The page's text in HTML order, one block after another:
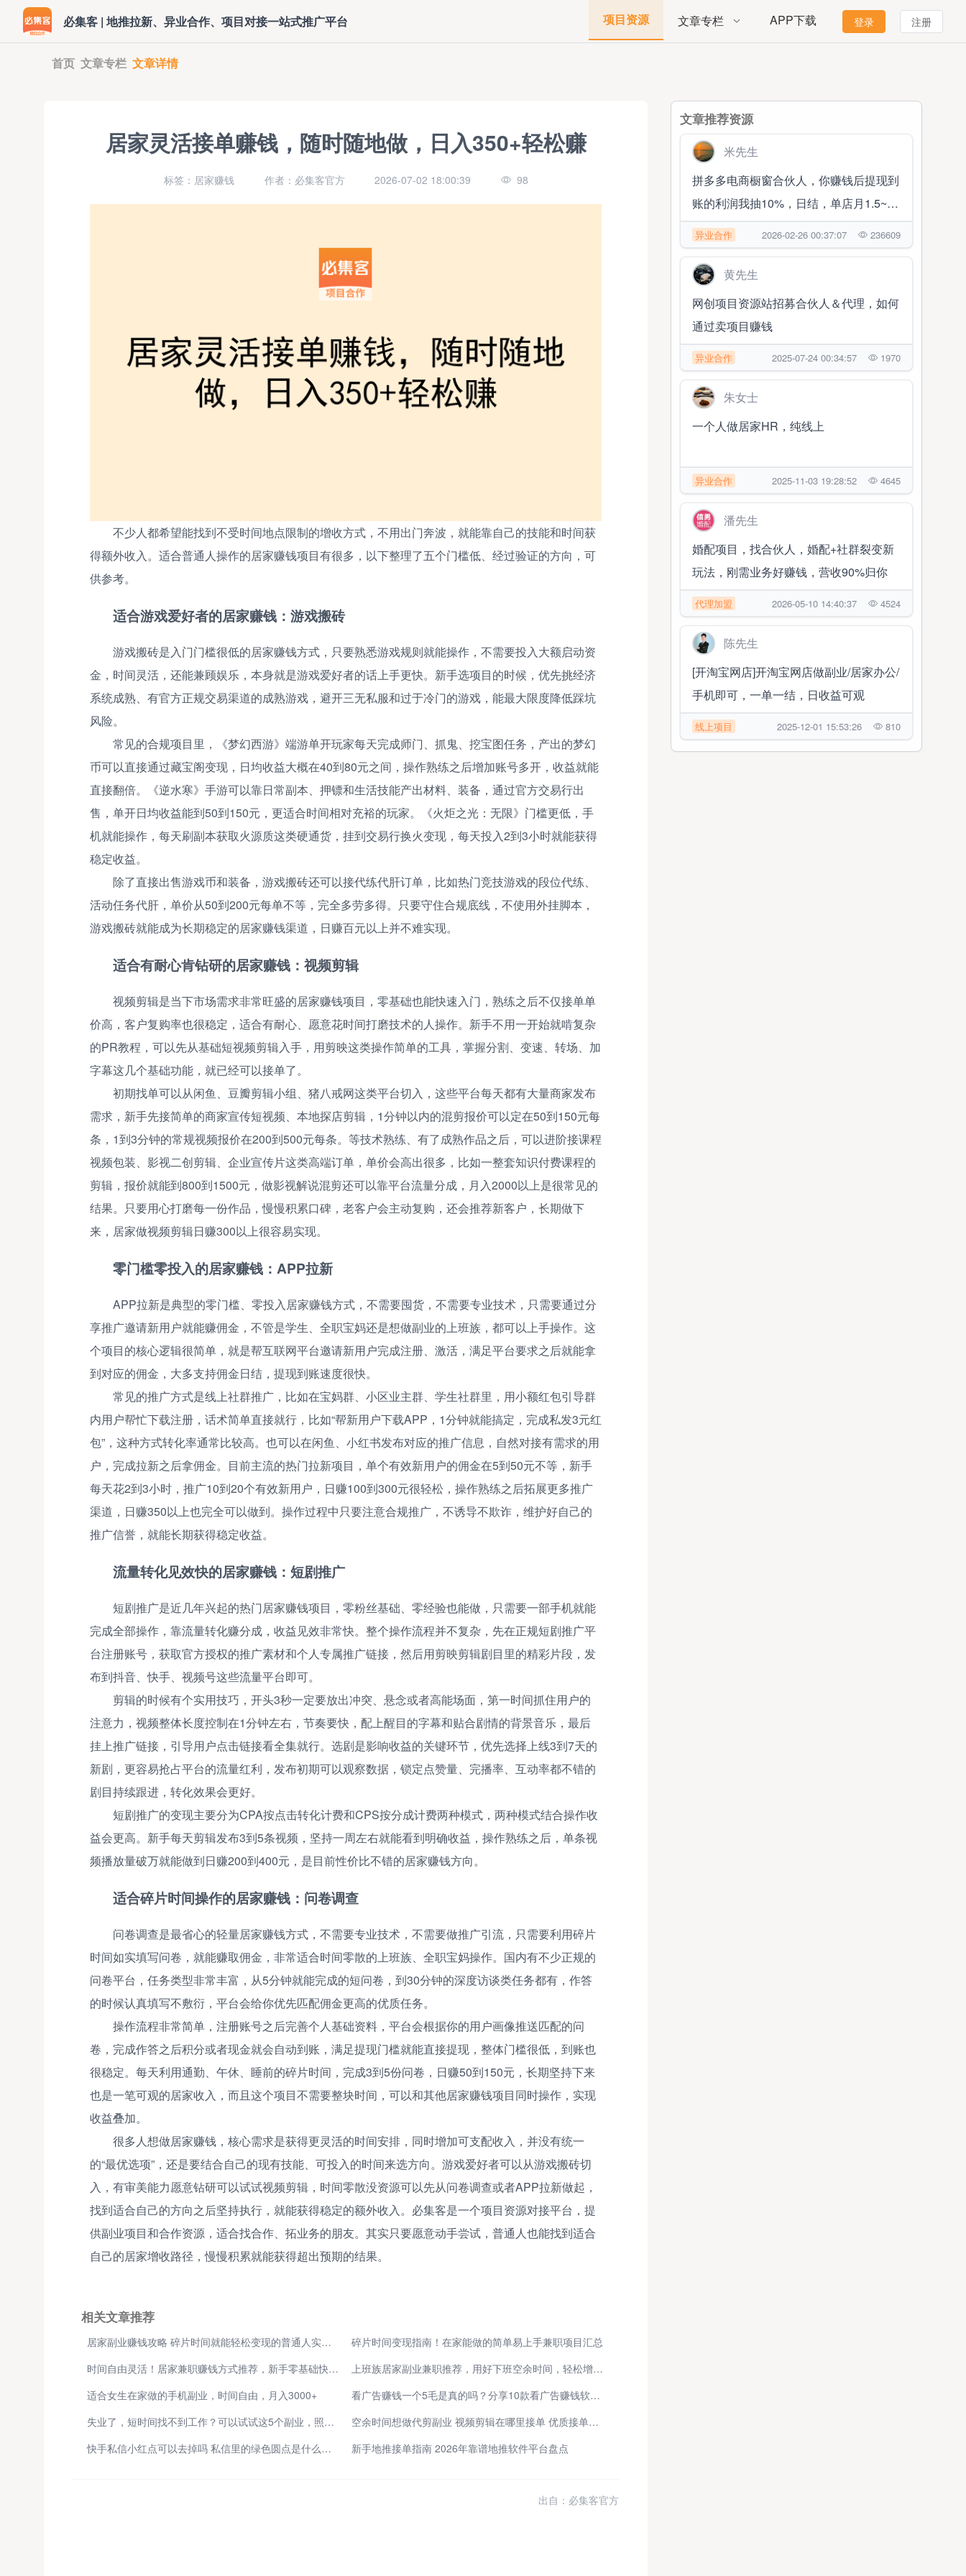
必集客 | 地推拉新、异业合作、项目对接一站式推广平台 项目资源 文章专栏 APP下载 登录 注册
首页 文章专栏 文章详情
居家灵活接单赚钱，随时随地做，日入350+轻松赚
标签：居家赚钱 作者：必集客官方 2026-07-02 18:00:39 98
不少人都希望能找到不受时间地点限制的增收方式，不用出门奔波，就能靠自己的技能和时间获
得额外收入。适合普通人操作的居家赚钱项目有很多，以下整理了五个门槛低、经过验证的方向，可
供参考。
适合游戏爱好者的居家赚钱：游戏搬砖
游戏搬砖是入门门槛很低的居家赚钱方式，只要熟悉游戏规则就能操作，不需要投入大额启动资
金，时间灵活，还能兼顾娱乐，本身就是游戏爱好者的话上手更快。新手选项目的时候，优先挑经济
系统成熟、有官方正规交易渠道的成熟游戏，避开三无私服和过于冷门的游戏，能最大限度降低踩坑
风险。
常见的合规项目里，《梦幻西游》端游单开玩家每天完成师门、抓鬼、挖宝图任务，产出的梦幻
币可以直接通过藏宝阁变现，日均收益大概在40到80元之间，操作熟练之后增加账号多开，收益就能
直接翻倍。《逆水寒》手游可以靠日常副本、押镖和生活技能产出材料、装备，通过官方交易行出
售，单开日均收益能到50到150元，更适合时间相对充裕的玩家。《火炬之光：无限》门槛更低，手
机就能操作，每天刷副本获取火源质这类硬通货，挂到交易行换火变现，每天投入2到3小时就能获得
稳定收益。
除了直接出售游戏币和装备，游戏搬砖还可以接代练代肝订单，比如热门竞技游戏的段位代练、
活动任务代肝，单价从50到200元每单不等，完全多劳多得。只要守住合规底线，不使用外挂脚本，
游戏搬砖就能成为长期稳定的居家赚钱渠道，日赚百元以上并不难实现。
适合有耐心肯钻研的居家赚钱：视频剪辑
视频剪辑是当下市场需求非常旺盛的居家赚钱项目，零基础也能快速入门，熟练之后不仅接单单
价高，客户复购率也很稳定，适合有耐心、愿意花时间打磨技术的人操作。新手不用一开始就啃复杂
的PR教程，可以先从基础短视频剪辑入手，用剪映这类操作简单的工具，掌握分割、变速、转场、加
字幕这几个基础功能，就已经可以接单了。
初期找单可以从闲鱼、豆瓣剪辑小组、猪八戒网这类平台切入，这些平台每天都有大量商家发布
需求，新手先接简单的商家宣传短视频、本地探店剪辑，1分钟以内的混剪报价可以定在50到150元每
条，1到3分钟的常规视频报价在200到500元每条。等技术熟练、有了成熟作品之后，可以进阶接课程
视频包装、影视二创剪辑、企业宣传片这类高端订单，单价会高出很多，比如一整套知识付费课程的
剪辑，报价就能到800到1500元，做影视解说混剪还可以靠平台流量分成，月入2000以上是很常见的
结果。只要用心打磨每一份作品，慢慢积累口碑，老客户会主动复购，还会推荐新客户，长期做下
来，居家做视频剪辑日赚300以上很容易实现。
零门槛零投入的居家赚钱：APP拉新
APP拉新是典型的零门槛、零投入居家赚钱方式，不需要囤货，不需要专业技术，只需要通过分
享推广邀请新用户就能赚佣金，不管是学生、全职宝妈还是想做副业的上班族，都可以上手操作。这
个项目的核心逻辑很简单，就是帮互联网平台邀请新用户完成注册、激活，满足平台要求之后就能拿
到对应的佣金，大多支持佣金日结，提现到账速度很快。
常见的推广方式是线上社群推广，比如在宝妈群、小区业主群、学生社群里，用小额红包引导群
内用户帮忙下载注册，话术简单直接就行，比如“帮新用户下载APP，1分钟就能搞定，完成私发3元红
包”，这种方式转化率通常比较高。也可以在闲鱼、小红书发布对应的推广信息，自然对接有需求的用
户，完成拉新之后拿佣金。目前主流的热门拉新项目，单个有效新用户的佣金在5到50元不等，新手
每天花2到3小时，推广10到20个有效新用户，日赚100到300元很轻松，操作熟练之后拓展更多推广
渠道，日赚350以上也完全可以做到。操作过程中只要注意合规推广，不诱导不欺诈，维护好自己的
推广信誉，就能长期获得稳定收益。
流量转化见效快的居家赚钱：短剧推广
短剧推广是近几年兴起的热门居家赚钱项目，零粉丝基础、零经验也能做，只需要一部手机就能
完成全部操作，靠流量转化赚分成，收益见效非常快。整个操作流程并不复杂，先在正规短剧推广平
台注册账号，获取官方授权的推广素材和个人专属推广链接，然后用剪映剪辑剧目里的精彩片段，发
布到抖音、快手、视频号这些流量平台即可。
剪辑的时候有个实用技巧，开头3秒一定要放出冲突、悬念或者高能场面，第一时间抓住用户的
注意力，视频整体长度控制在1分钟左右，节奏要快，配上醒目的字幕和贴合剧情的背景音乐，最后
挂上推广链接，引导用户点击链接看全集就行。选剧是影响收益的关键环节，优先选择上线3到7天的
新剧，更容易抢占平台的流量红利，发布初期可以观察数据，锁定点赞量、完播率、互动率都不错的
剧目持续跟进，转化效果会更好。
短剧推广的变现主要分为CPA按点击转化计费和CPS按分成计费两种模式，两种模式结合操作收
益会更高。新手每天剪辑发布3到5条视频，坚持一周左右就能看到明确收益，操作熟练之后，单条视
频播放量破万就能做到日赚200到400元，是目前性价比不错的居家赚钱方向。
适合碎片时间操作的居家赚钱：问卷调查
问卷调查是最省心的轻量居家赚钱方式，不需要专业技术，不需要做推广引流，只需要利用碎片
时间如实填写问卷，就能赚取佣金，非常适合时间零散的上班族、全职宝妈操作。国内有不少正规的
问卷平台，任务类型非常丰富，从5分钟就能完成的短问卷，到30分钟的深度访谈类任务都有，作答
的时候认真填写不敷衍，平台会给你优先匹配佣金更高的优质任务。
操作流程非常简单，注册账号之后完善个人基础资料，平台会根据你的用户画像推送匹配的问
卷，完成作答之后积分或者现金就会自动到账，满足提现门槛就能直接提现，整体门槛很低，到账也
很稳定。每天利用通勤、午休、睡前的碎片时间，完成3到5份问卷，日赚50到150元，长期坚持下来
也是一笔可观的居家收入，而且这个项目不需要整块时间，可以和其他居家赚钱项目同时操作，实现
收益叠加。
很多人想做居家赚钱，核心需求是获得更灵活的时间安排，同时增加可支配收入，并没有统一
的“最优选项”，还是要结合自己的现有技能、可投入的时间来选方向。游戏爱好者可以从游戏搬砖切
入，有审美能力愿意钻研可以试试视频剪辑，时间零散没资源可以先从问卷调查或者APP拉新做起，
找到适合自己的方向之后坚持执行，就能获得稳定的额外收入。必集客是一个项目资源对接平台，提
供副业项目和合作资源，适合找合作、拓业务的朋友。其实只要愿意动手尝试，普通人也能找到适合
自己的居家增收路径，慢慢积累就能获得超出预期的结果。
相关文章推荐
居家副业赚钱攻略 碎片时间就能轻松变现的普通人实用指南
碎片时间变现指南！在家能做的简单易上手兼职项目汇总
时间自由灵活！居家兼职赚钱方式推荐，新手零基础快速变现
上班族居家副业兼职推荐，用好下班空余时间，轻松增加额外收入
适合女生在家做的手机副业，时间自由，月入3000+
看广告赚钱一个5毛是真的吗？分享10款看广告赚钱软件APP，让你轻松赚钱
失业了，短时间找不到工作？可以试试这5个副业，照样能赚到钱
空余时间想做代剪副业 视频剪辑在哪里接单 优质接单渠道整理
快手私信小红点可以去掉吗 私信里的绿色圆点是什么意思
新手地推接单指南 2026年靠谱地推软件平台盘点
出自：必集客官方
文章推荐资源
米先生
拼多多电商橱窗合伙人，你赚钱后提现到
账的利润我抽10%，日结，单店月1.5~2
万 随时提现
异业合作 2026-02-26 00:37:07 236609
黄先生
网创项目资源站招募合伙人＆代理，如何
通过卖项目赚钱
异业合作 2025-07-24 00:34:57 1970
朱女士
一个人做居家HR，纯线上
异业合作 2025-11-03 19:28:52 4645
潘先生
婚配项目，找合伙人，婚配+社群裂变新
玩法，刚需业务好赚钱，营收90%归你
代理加盟 2026-05-10 14:40:37 4524
陈先生
[开淘宝网店]开淘宝网店做副业/居家办公/
手机即可，一单一结，日收益可观
线上项目 2025-12-01 15:53:26 810